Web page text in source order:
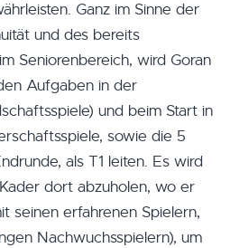
Ganz im Sinne der
und des bereits
Seniorenbereich, wird Goran
Aufgaben in der
und beim Start in
sowie die 5
als T1 leiten. Es wird
dort abzuholen, wo er
seinen erfahrenen Spielern,
Nachwuchsspielern), um